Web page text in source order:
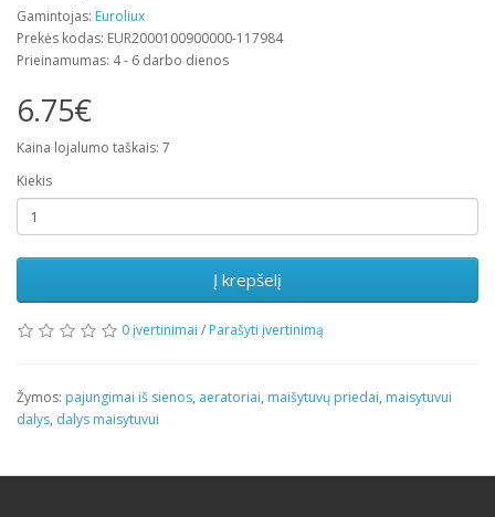
Gamintojas: Euroliux
Prekės kodas: EUR2000100900000-117984
Prieinamumas: 4 - 6 darbo dienos
6.75€
Kaina lojalumo taškais: 7
Kiekis
Į krepšelį
0 įvertinimai / Parašyti įvertinimą
Žymos: pajungimai iš sienos, aeratoriai, maišytuvų priedai, maisytuvui
dalys, dalys maisytuvui